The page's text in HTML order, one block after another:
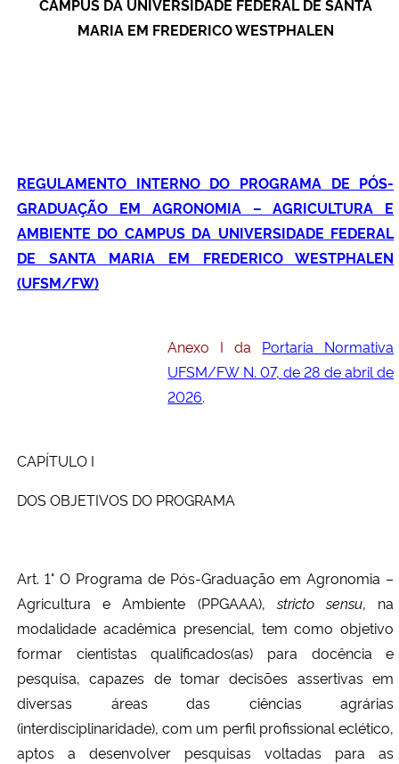
Secretaria-Geral
Advocacia-Geral da União
Banco Central do Brasil
Planalto
CAMPUS DA UNIVERSIDADE FEDERAL DE SANTA
MARIA EM FREDERICO WESTPHALEN
REGULAMENTO INTERNO DO PROGRAMA DE PÓS-
GRADUAÇÃO EM AGRONOMIA – AGRICULTURA E
AMBIENTE DO CAMPUS DA UNIVERSIDADE FEDERAL
DE SANTA MARIA EM FREDERICO WESTPHALEN
(UFSM/FW)
Anexo I da Portaria Normativa
UFSM/FW N. 07, de 28 de abril de
2026.
CAPÍTULO I
DOS OBJETIVOS DO PROGRAMA
Art. 1° O Programa de Pós-Graduação em Agronomia –
Agricultura e Ambiente (PPGAAA),stricto sensu, na
modalidade acadêmica presencial, tem como objetivo
formar cientistas qualificados(as) para docência e
pesquisa, capazes de tomar decisões assertivas em
diversas áreas das ciências agrárias
(interdisciplinaridade), com um perfil profissional eclético,
aptos a desenvolver pesquisas voltadas para as